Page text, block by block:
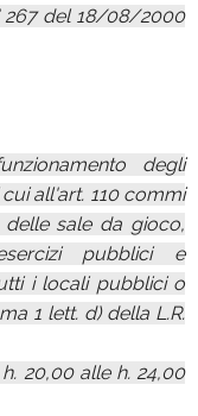
267 del 18/08/2000
degli
all'art. 110 commi
delle sale da gioco,
pubblici e
i locali pubblici o
1 lett. d) della L.R.
20,00 alle h. 24,00